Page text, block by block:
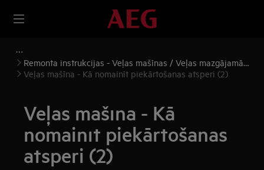
Remonta instrukcijas - Veļas mašīnas / Veļas mazgājamās
mašīnas, žāvētāji
Veļas mašīna - Kā nomainīt piekārtošanas atsperi (2)
Veļas mašīna - Kā
nomainīt piekārtošanas
atsperi (2)